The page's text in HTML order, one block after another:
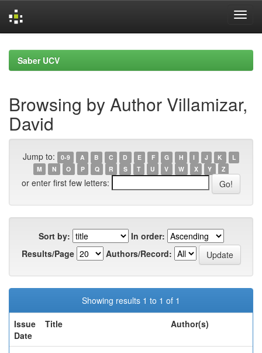
navigationSaber UCV
Browsing by Author Villamizar,
David
Jump to: 0-9 A B C D E F G H I J K
L
M
N O P Q R S T U V W X Y Z
or enter first few letters:
Sort by:
In order:
Results/Page
Authors/Record:
Showing results 1 to 1 of 1
Issue
Date
Title Author(s)